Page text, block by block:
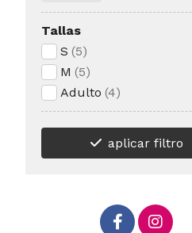
Tallas
S (5)
M (5)
Adulto (4)
aplicar filtro